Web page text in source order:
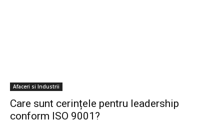
Afaceri si Industrii
Care sunt cerințele pentru leadership
conform ISO 9001?